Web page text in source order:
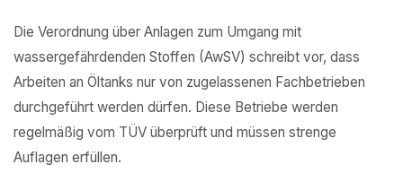
Die Verordnung über Anlagen zum Umgang mit
wassergefährdenden Stoffen (AwSV) schreibt vor, dass
Arbeiten an Öltanks nur von zugelassenen Fachbetrieben
durchgeführt werden dürfen. Diese Betriebe werden
regelmäßig vom TÜV überprüft und müssen strenge
Auflagen erfüllen.